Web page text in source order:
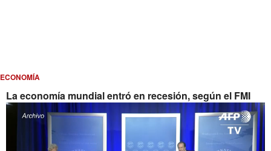
ECONOMÍA
La economía mundial entró en recesión, según el FMI